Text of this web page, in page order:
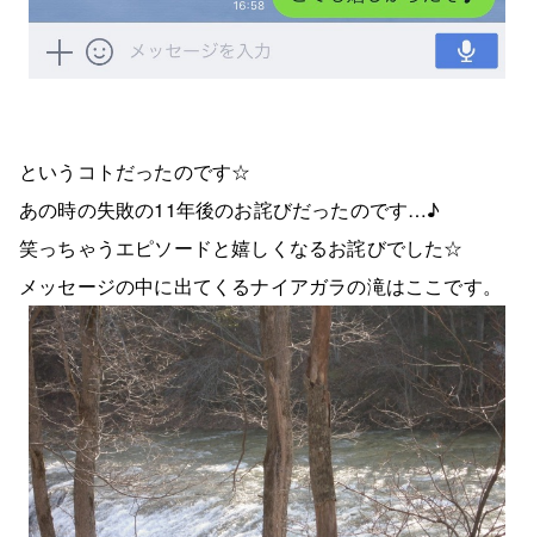
というコトだったのです☆
あの時の失敗の11年後のお詫びだったのです…♪
笑っちゃうエピソードと嬉しくなるお詫びでした☆
メッセージの中に出てくるナイアガラの滝はここです。